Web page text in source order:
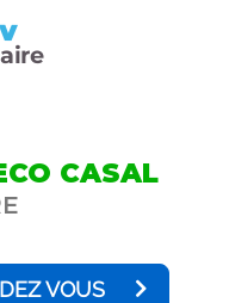
re
CASAL
VOUS